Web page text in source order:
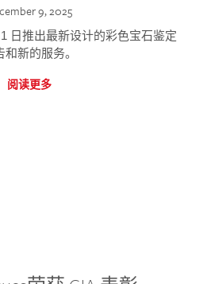
9, 2025
日推出最新设计的彩色宝石鉴定
和新的服务。
阅读更多